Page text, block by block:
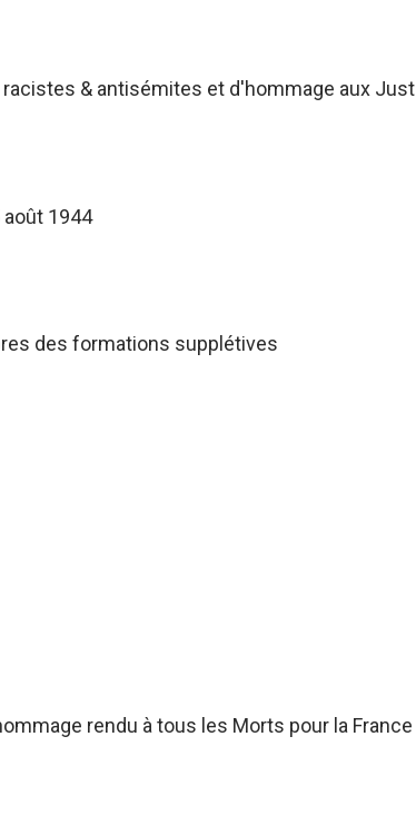
& antisémites et d'hommage aux
août 1944
des formations supplétives
rendu à tous les Morts pour la France